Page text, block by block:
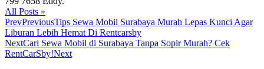
All Posts »
PrevPreviousTips Sewa Mobil Surabaya Murah Lepas Kunci Agar
Liburan Lebih Hemat Di Rentcarsby
NextCari Sewa Mobil di Surabaya Tanpa Sopir Murah? Cek
RentCarSby!Next